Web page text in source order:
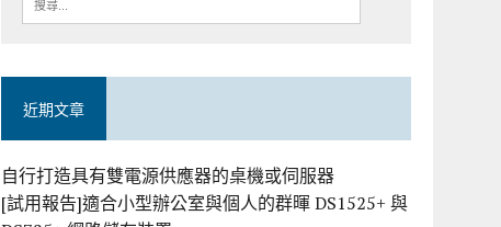
近期文章
自行打造具有雙電源供應器的桌機或伺服器
[試用報告]適合小型辦公室與個人的群暉 DS1525+ 與